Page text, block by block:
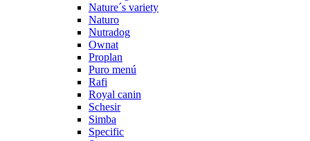
Nature´s variety
Naturo
Nutradog
Ownat
Proplan
Puro menú
Rafi
Royal canin
Schesir
Simba
Specific